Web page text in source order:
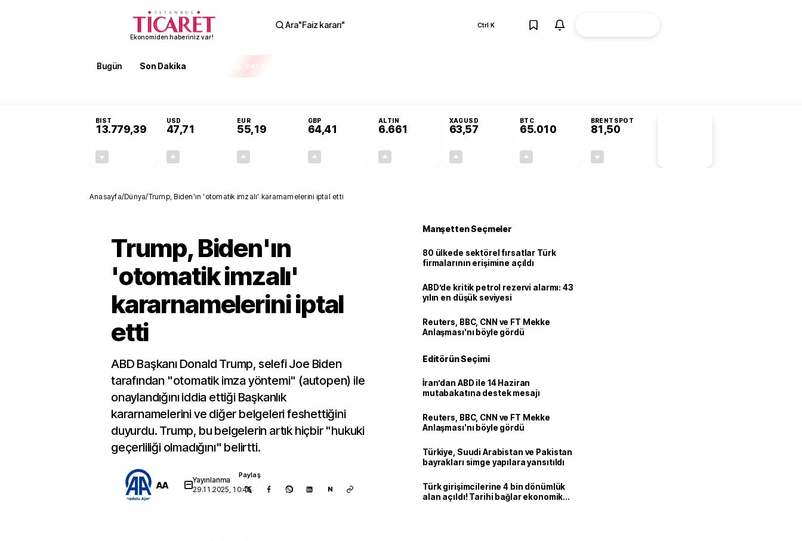
Ekonomiden haberiniz var!
Ara"Faiz kararı" Ctrl K
Bugün Son Dakika EKSTRA
BIST
13.779,39
USD
47,71
EUR
55,19
GBP
64,41
ALTIN
6.661
XAGUSD
63,57
BTC
65.010
BRENTSPOT
81,50
Anasayfa/Dünya/Trump, Biden'ın 'otomatik imzalı' kararnamelerini iptal etti
Trump, Biden'ın
'otomatik imzalı'
kararnamelerini iptal
etti
ABD Başkanı Donald Trump, selefi Joe Biden
tarafından "otomatik imza yöntemi" (autopen) ile
onaylandığını iddia ettiği Başkanlık
kararnamelerini ve diğer belgeleri feshettiğini
duyurdu. Trump, bu belgelerin artık hiçbir "hukuki
geçerliliği olmadığını" belirtti.
AA
Yayınlanma
29.11.2025, 10:45
Paylaş
N
Manşetten Seçmeler
80 ülkede sektörel fırsatlar Türk
firmalarının erişimine açıldı
ABD’de kritik petrol rezervi alarmı: 43
yılın en düşük seviyesi
Reuters, BBC, CNN ve FT Mekke
Anlaşması'nı böyle gördü
Editörün Seçimi
İran’dan ABD ile 14 Haziran
mutabakatına destek mesajı
Reuters, BBC, CNN ve FT Mekke
Anlaşması'nı böyle gördü
Türkiye, Suudi Arabistan ve Pakistan
bayrakları simge yapılara yansıtıldı
Türk girişimcilerine 4 bin dönümlük
alan açıldı! Tarihi bağlar ekonomik